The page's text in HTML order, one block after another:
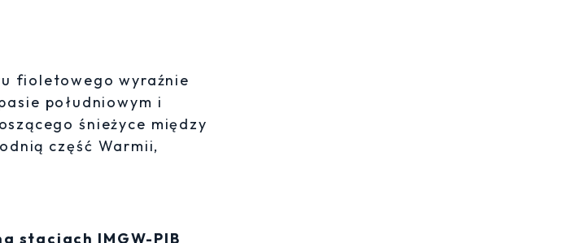
fioletowego wyraźnie
południowym i
śnieżyce między
część Warmii,
stacjach IMGW-PIB